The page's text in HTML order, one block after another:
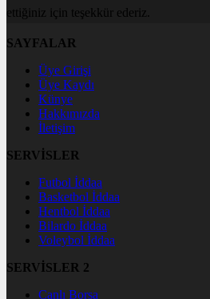
ettiğiniz için teşekkür ederiz.
SAYFALAR
Üye Girişi
Üye Kaydı
Künye
Hakkımızda
İletişim
SERVİSLER
Futbol İddaa
Basketbol İddaa
Hentbol İddaa
Bilardo İddaa
Voleybol İddaa
SERVİSLER 2
Canlı Borsa